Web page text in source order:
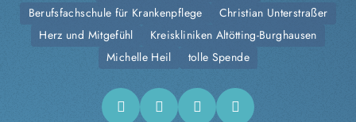
Berufsfachschule für Krankenpflege
Christian Unterstraßer
Herz und Mitgefühl
Kreiskliniken Altötting-Burghausen
Michelle Heil
tolle Spende